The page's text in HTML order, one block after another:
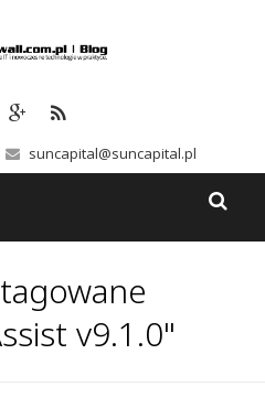
suncapital@suncapital.pl
v9.1.0"